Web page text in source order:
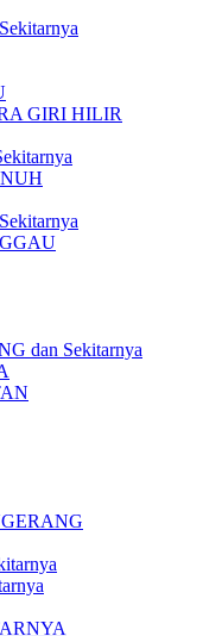
GIRI HILIR
dan Sekitarnya